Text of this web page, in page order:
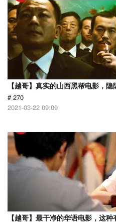
【越哥】真实的山西黑帮电影，
# 270
2021-03-22 09:09
【越哥】最干净的华语电影，这